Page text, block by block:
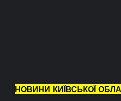
НОВИНИ КИЇВСЬКОЇ